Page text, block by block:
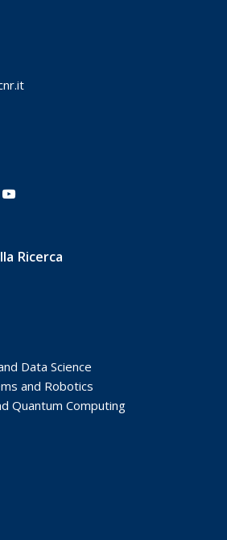
Ricerca
Data Science
and Robotics
Quantum Computing